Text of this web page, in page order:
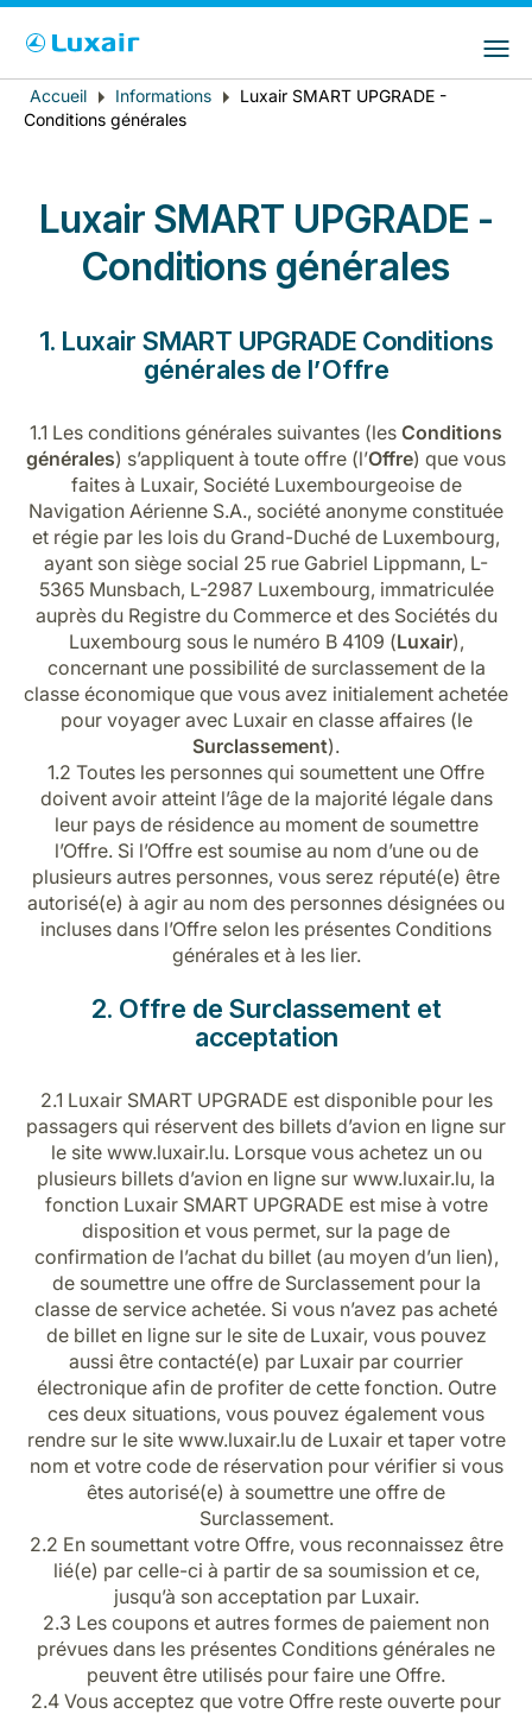
LuxairGroup
Pays de résidence Langue préférée
Fil
Accueil Informations
Luxair SMART UPGRADE -
Conditions générales
Luxair SMART UPGRADE -
Conditions générales
1. Luxair SMART UPGRADE Conditions
générales de l’Offre
1.1 Les conditions générales suivantes (les Conditions
générales) s’appliquent à toute offre (l’Offre) que vous
faites à Luxair, Société Luxembourgeoise de
Navigation Aérienne S.A., société anonyme constituée
et régie par les lois du Grand-Duché de Luxembourg,
ayant son siège social 25 rue Gabriel Lippmann, L-
5365 Munsbach, L-2987 Luxembourg, immatriculée
auprès du Registre du Commerce et des Sociétés du
Luxembourg sous le numéro B 4109 (Luxair),
concernant une possibilité de surclassement de la
classe économique que vous avez initialement achetée
pour voyager avec Luxair en classe affaires (le
Surclassement).
1.2 Toutes les personnes qui soumettent une Offre
doivent avoir atteint l’âge de la majorité légale dans
leur pays de résidence au moment de soumettre
l’Offre. Si l’Offre est soumise au nom d’une ou de
plusieurs autres personnes, vous serez réputé(e) être
autorisé(e) à agir au nom des personnes désignées ou
incluses dans l’Offre selon les présentes Conditions
générales et à les lier.
2. Offre de Surclassement et
acceptation
2.1 Luxair SMART UPGRADE est disponible pour les
passagers qui réservent des billets d’avion en ligne sur
le site www.luxair.lu. Lorsque vous achetez un ou
plusieurs billets d’avion en ligne sur www.luxair.lu, la
fonction Luxair SMART UPGRADE est mise à votre
disposition et vous permet, sur la page de
confirmation de l’achat du billet (au moyen d’un lien),
de soumettre une offre de Surclassement pour la
classe de service achetée. Si vous n’avez pas acheté
de billet en ligne sur le site de Luxair, vous pouvez
aussi être contacté(e) par Luxair par courrier
électronique afin de profiter de cette fonction. Outre
ces deux situations, vous pouvez également vous
rendre sur le site www.luxair.lu de Luxair et taper votre
nom et votre code de réservation pour vérifier si vous
êtes autorisé(e) à soumettre une offre de
Surclassement.
2.2 En soumettant votre Offre, vous reconnaissez être
lié(e) par celle-ci à partir de sa soumission et ce,
jusqu’à son acceptation par Luxair.
2.3 Les coupons et autres formes de paiement non
prévues dans les présentes Conditions générales ne
peuvent être utilisés pour faire une Offre.
2.4 Vous acceptez que votre Offre reste ouverte pour